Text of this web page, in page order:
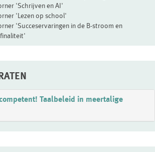
'Schrijven en AI'
'Lezen op school'
'Succeservaringen in de B-stroom en
Taalbeleid in meertalige